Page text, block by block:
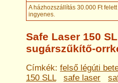
A házhozszállítás 30.000 Ft felett
ingyenes.
Safe Laser 150
sugárszűkítő-
Címkék: felső légúti
150 SLL
safe laser